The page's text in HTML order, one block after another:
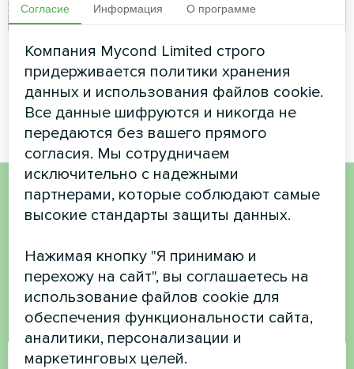
Свадебный салон
Сплит-тепловой насос серии
Hevi
Офисное здание
Модульный тепловой насос
серии MCU
Хотите купить или у вас
есть вопросы?
Свяжитесь с нами, и мы поможем вам
Согласие Информация О программе
Компания Mycond Limited строго
придерживается политики хранения
данных и использования файлов cookie.
Все данные шифруются и никогда не
передаются без вашего прямого
согласия. Мы сотрудничаем
исключительно с надежными
партнерами, которые соблюдают самые
высокие стандарты защиты данных.
Нажимая кнопку "Я принимаю и
перехожу на сайт", вы соглашаетесь на
использование файлов cookie для
обеспечения функциональности сайта,
аналитики, персонализации и
маркетинговых целей.